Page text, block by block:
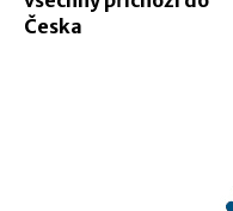
Česka